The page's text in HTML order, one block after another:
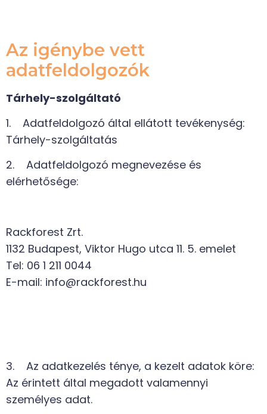
Az igénybe vett
adatfeldolgozók
Tárhely-szolgáltató
1. Adatfeldolgozó által ellátott tevékenység:
Tárhely-szolgáltatás
2. Adatfeldolgozó megnevezése és
elérhetősége:
Rackforest Zrt.
1132 Budapest, Viktor Hugo utca 11. 5. emelet
Tel: 06 1 211 0044
E-mail: info@rackforest.hu
3. Az adatkezelés ténye, a kezelt adatok köre:
Az érintett által megadott valamennyi
személyes adat.